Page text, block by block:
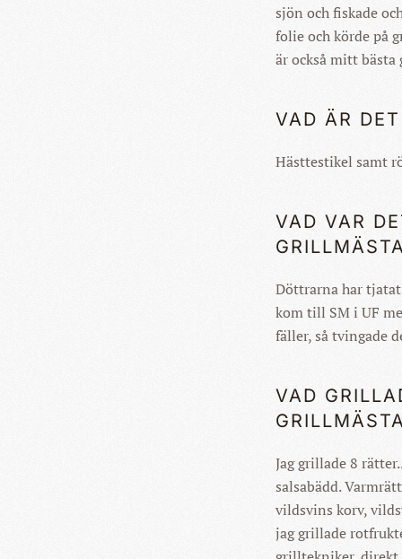
sjön och fiskade
folie och körde på
är också mitt
VAD ÄR
Hästtestikel samt
VAD VAR
Döttrarna har
kom till SM i UF
fäller, så tvingade
VAD
Jag grillade 8
salsabädd.
vildsvins korv,
jag grillade